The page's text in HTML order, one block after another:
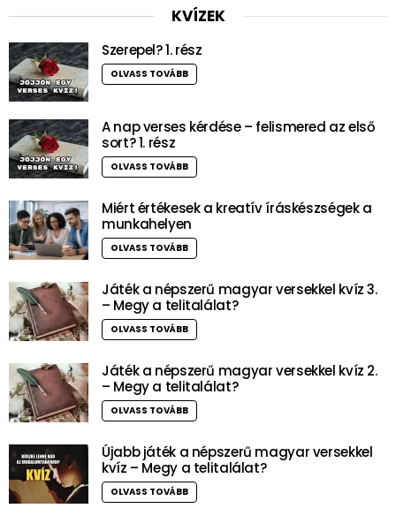
KVÍZEK
Szerepel? 1. rész
OLVASS TOVÁBB
A nap verses kérdése – felismered az első
sort? 1. rész
OLVASS TOVÁBB
Miért értékesek a kreatív íráskészségek a
munkahelyen
OLVASS TOVÁBB
Játék a népszerű magyar versekkel kvíz 3.
– Megy a telitalálat?
OLVASS TOVÁBB
Játék a népszerű magyar versekkel kvíz 2.
– Megy a telitalálat?
OLVASS TOVÁBB
Újabb játék a népszerű magyar versekkel
kvíz – Megy a telitalálat?
OLVASS TOVÁBB